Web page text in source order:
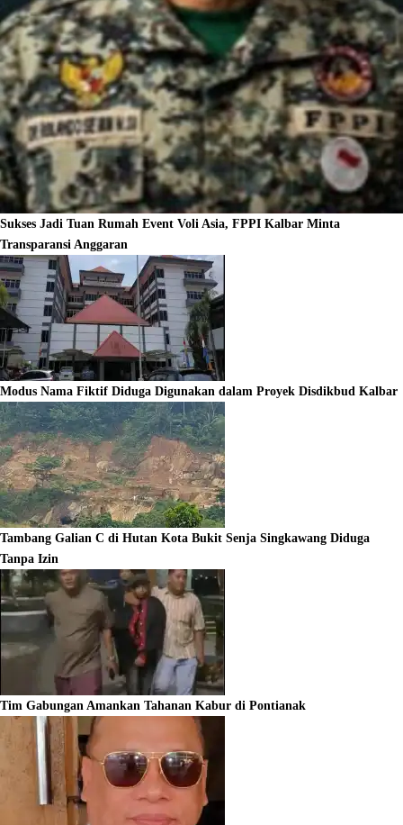
Sukses Jadi Tuan Rumah Event Voli Asia, FPPI Kalbar Minta
Transparansi Anggaran
Modus Nama Fiktif Diduga Digunakan dalam Proyek Disdikbud Kalbar
Tambang Galian C di Hutan Kota Bukit Senja Singkawang Diduga
Tanpa Izin
Tim Gabungan Amankan Tahanan Kabur di Pontianak